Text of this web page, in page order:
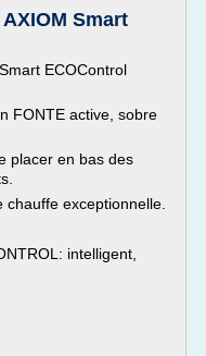
Smart
ECOControl
FONTE active, sobre
placer en bas des
exceptionnelle.
intelligent,